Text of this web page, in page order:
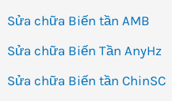
Sửa chữa Biến tần AMB
Sửa chữa Biến Tần AnyHz
Sửa chữa Biến tần ChinSC